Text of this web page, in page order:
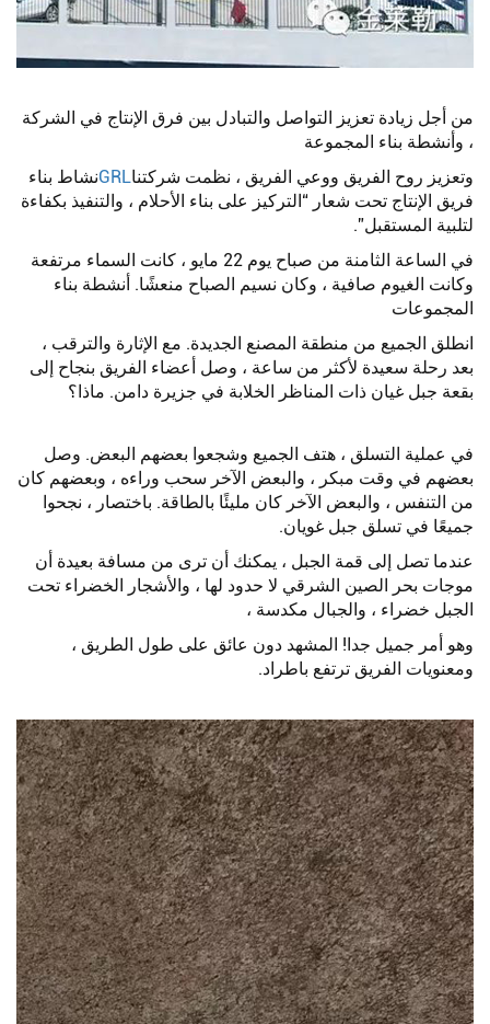
من أجل زيادة تعزيز التواصل والتبادل بين فرق الإنتاج في الشركة
، وأنشطة بناء المجموعة
وتعزيز روح الفريق ووعي الفريق ، نظمت شركتناGRLنشاط بناء
فريق الإنتاج تحت شعار “التركيز على بناء الأحلام ، والتنفيذ بكفاءة
لتلبية المستقبل”.
في الساعة الثامنة من صباح يوم 22 مايو ، كانت السماء مرتفعة
وكانت الغيوم صافية ، وكان نسيم الصباح منعشًا. أنشطة بناء
المجموعات
انطلق الجميع من منطقة المصنع الجديدة. مع الإثارة والترقب ،
بعد رحلة سعيدة لأكثر من ساعة ، وصل أعضاء الفريق بنجاح إلى
بقعة جبل غيان ذات المناظر الخلابة في جزيرة دامن. ماذا؟
في عملية التسلق ، هتف الجميع وشجعوا بعضهم البعض. وصل
بعضهم في وقت مبكر ، والبعض الآخر سحب وراءه ، وبعضهم كان
من التنفس ، والبعض الآخر كان مليئًا بالطاقة. باختصار ، نجحوا
جميعًا في تسلق جبل غويان.
عندما تصل إلى قمة الجبل ، يمكنك أن ترى من مسافة بعيدة أن
موجات بحر الصين الشرقي لا حدود لها ، والأشجار الخضراء تحت
الجبل خضراء ، والجبال مكدسة ،
وهو أمر جميل جدا! المشهد دون عائق على طول الطريق ،
ومعنويات الفريق ترتفع باطراد.